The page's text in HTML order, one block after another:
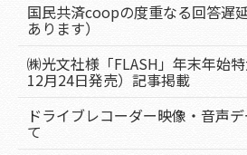
国民共済coopの度重なる回答遅
あります）
㈱光文社様「FLASH」年末年始
12月24日発売）記事掲載
ドライブレコーダー映像・音声
て